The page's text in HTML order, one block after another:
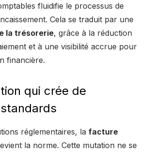
fluidifie le processus de
Cela se traduit par une
la trésorerie, grâce à la réduction
et à une visibilité accrue pour
financière.
qui crée de
réglementaires, la facture
la norme. Cette mutation ne se